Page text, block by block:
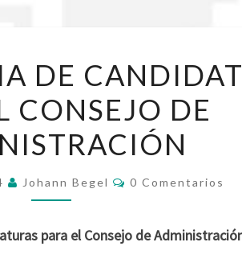
DE
CANDIDATURAS
PARA
DE
DE
CONSEJO DE
Johann Begel Comentarios
0 Comentarios
para el Consejo de